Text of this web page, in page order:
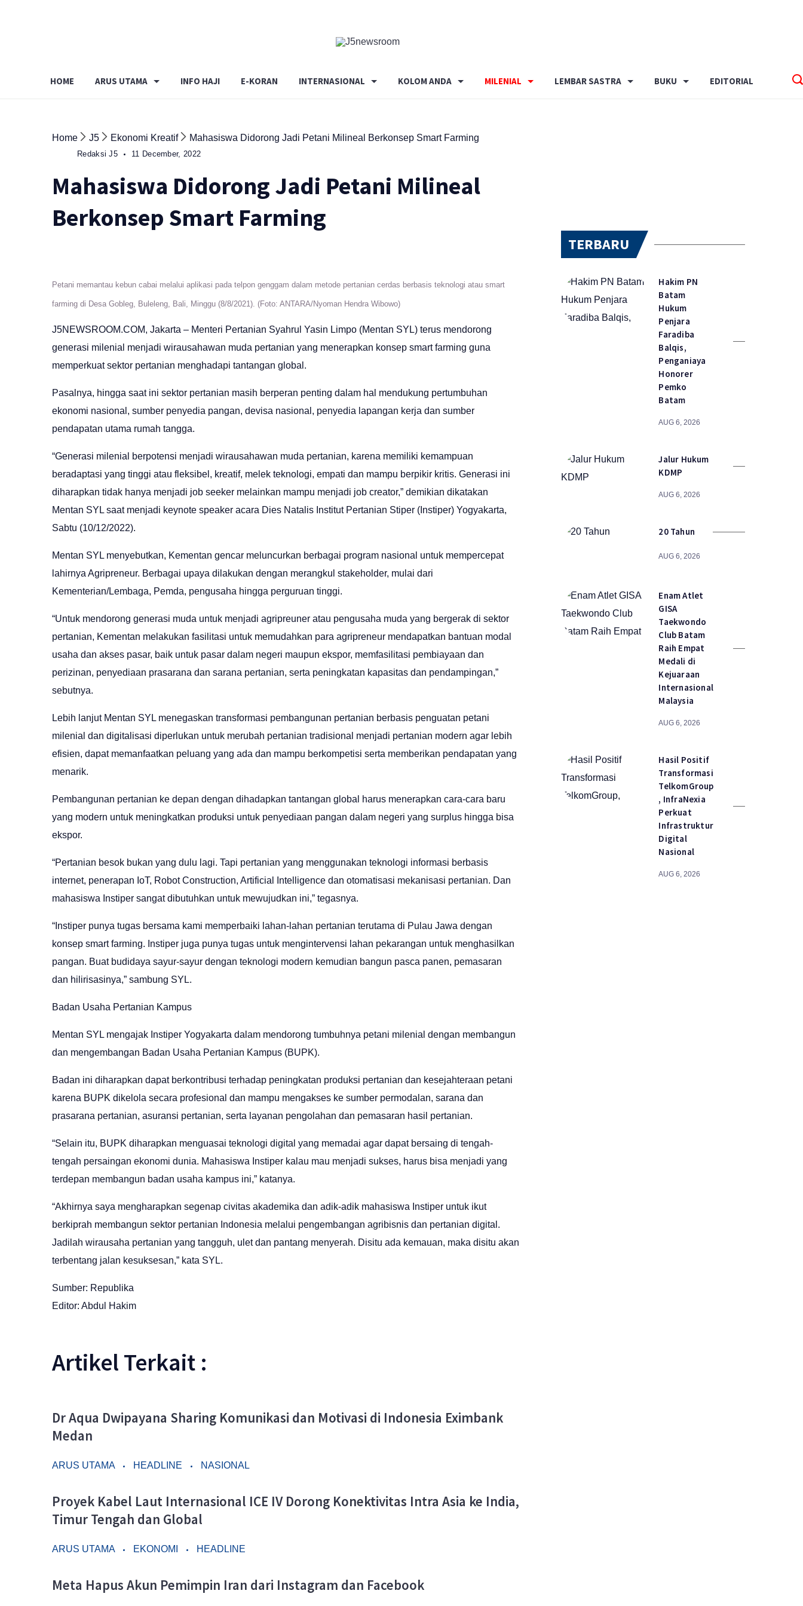
Pers
✔️
HOME ARUS UTAMA INFO HAJI E-KORAN INTERNASIONAL KOLOM ANDA MILENIAL LEMBAR SASTRA BUKU EDITORIAL
Home J5 Ekonomi Kreatif Mahasiswa Didorong Jadi Petani Milineal Berkonsep Smart Farming
Redaksi J5 11 December, 2022
Mahasiswa Didorong Jadi Petani Milineal
Berkonsep Smart Farming
Petani memantau kebun cabai melalui aplikasi pada telpon genggam dalam metode pertanian cerdas berbasis teknologi atau smart
farming di Desa Gobleg, Buleleng, Bali, Minggu (8/8/2021). (Foto: ANTARA/Nyoman Hendra Wibowo)
J5NEWSROOM.COM, Jakarta – Menteri Pertanian Syahrul Yasin Limpo (Mentan SYL) terus mendorong
generasi milenial menjadi wirausahawan muda pertanian yang menerapkan konsep smart farming guna
memperkuat sektor pertanian menghadapi tantangan global.
Pasalnya, hingga saat ini sektor pertanian masih berperan penting dalam hal mendukung pertumbuhan
ekonomi nasional, sumber penyedia pangan, devisa nasional, penyedia lapangan kerja dan sumber
pendapatan utama rumah tangga.
“Generasi milenial berpotensi menjadi wirausahawan muda pertanian, karena memiliki kemampuan
beradaptasi yang tinggi atau fleksibel, kreatif, melek teknologi, empati dan mampu berpikir kritis. Generasi ini
diharapkan tidak hanya menjadi job seeker melainkan mampu menjadi job creator,” demikian dikatakan
Mentan SYL saat menjadi keynote speaker acara Dies Natalis Institut Pertanian Stiper (Instiper) Yogyakarta,
Sabtu (10/12/2022).
Mentan SYL menyebutkan, Kementan gencar meluncurkan berbagai program nasional untuk mempercepat
lahirnya Agripreneur. Berbagai upaya dilakukan dengan merangkul stakeholder, mulai dari
Kementerian/Lembaga, Pemda, pengusaha hingga perguruan tinggi.
“Untuk mendorong generasi muda untuk menjadi agripreuner atau pengusaha muda yang bergerak di sektor
pertanian, Kementan melakukan fasilitasi untuk memudahkan para agripreneur mendapatkan bantuan modal
usaha dan akses pasar, baik untuk pasar dalam negeri maupun ekspor, memfasilitasi pembiayaan dan
perizinan, penyediaan prasarana dan sarana pertanian, serta peningkatan kapasitas dan pendampingan,”
sebutnya.
Lebih lanjut Mentan SYL menegaskan transformasi pembangunan pertanian berbasis penguatan petani
milenial dan digitalisasi diperlukan untuk merubah pertanian tradisional menjadi pertanian modern agar lebih
efisien, dapat memanfaatkan peluang yang ada dan mampu berkompetisi serta memberikan pendapatan yang
menarik.
Pembangunan pertanian ke depan dengan dihadapkan tantangan global harus menerapkan cara-cara baru
yang modern untuk meningkatkan produksi untuk penyediaan pangan dalam negeri yang surplus hingga bisa
ekspor.
“Pertanian besok bukan yang dulu lagi. Tapi pertanian yang menggunakan teknologi informasi berbasis
internet, penerapan IoT, Robot Construction, Artificial Intelligence dan otomatisasi mekanisasi pertanian. Dan
mahasiswa Instiper sangat dibutuhkan untuk mewujudkan ini,” tegasnya.
“Instiper punya tugas bersama kami memperbaiki lahan-lahan pertanian terutama di Pulau Jawa dengan
konsep smart farming. Instiper juga punya tugas untuk mengintervensi lahan pekarangan untuk menghasilkan
pangan. Buat budidaya sayur-sayur dengan teknologi modern kemudian bangun pasca panen, pemasaran
dan hilirisasinya,” sambung SYL.
Badan Usaha Pertanian Kampus
Mentan SYL mengajak Instiper Yogyakarta dalam mendorong tumbuhnya petani milenial dengan membangun
dan mengembangan Badan Usaha Pertanian Kampus (BUPK).
Badan ini diharapkan dapat berkontribusi terhadap peningkatan produksi pertanian dan kesejahteraan petani
karena BUPK dikelola secara profesional dan mampu mengakses ke sumber permodalan, sarana dan
prasarana pertanian, asuransi pertanian, serta layanan pengolahan dan pemasaran hasil pertanian.
“Selain itu, BUPK diharapkan menguasai teknologi digital yang memadai agar dapat bersaing di tengah-
tengah persaingan ekonomi dunia. Mahasiswa Instiper kalau mau menjadi sukses, harus bisa menjadi yang
terdepan membangun badan usaha kampus ini,” katanya.
“Akhirnya saya mengharapkan segenap civitas akademika dan adik-adik mahasiswa Instiper untuk ikut
berkiprah membangun sektor pertanian Indonesia melalui pengembangan agribisnis dan pertanian digital.
Jadilah wirausaha pertanian yang tangguh, ulet dan pantang menyerah. Disitu ada kemauan, maka disitu akan
terbentang jalan kesuksesan,” kata SYL.
Sumber: Republika
Editor: Abdul Hakim
Artikel Terkait :
Dr Aqua Dwipayana Sharing Komunikasi dan Motivasi di Indonesia Eximbank
Medan
ARUS UTAMA HEADLINE NASIONAL
Proyek Kabel Laut Internasional ICE IV Dorong Konektivitas Intra Asia ke India,
Timur Tengah dan Global
ARUS UTAMA EKONOMI HEADLINE
Meta Hapus Akun Pemimpin Iran dari Instagram dan Facebook
TERBARU
Hakim PN
Batam
Hukum
Penjara
Faradiba
Balqis,
Penganiaya
Honorer
Pemko
Batam
AUG 6, 2026
Jalur Hukum
KDMP
AUG 6, 2026
20 Tahun
AUG 6, 2026
Enam Atlet
GISA
Taekwondo
Club Batam
Raih Empat
Medali di
Kejuaraan
Internasional
Malaysia
AUG 6, 2026
Hasil Positif
Transformasi
TelkomGroup
, InfraNexia
Perkuat
Infrastruktur
Digital
Nasional
AUG 6, 2026